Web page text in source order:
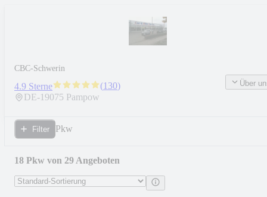
CBC-Schwerin
4.9 Sterne (130)
DE-19075 Pampow
Über
Filter Pkw
18 Pkw von 29 Angeboten